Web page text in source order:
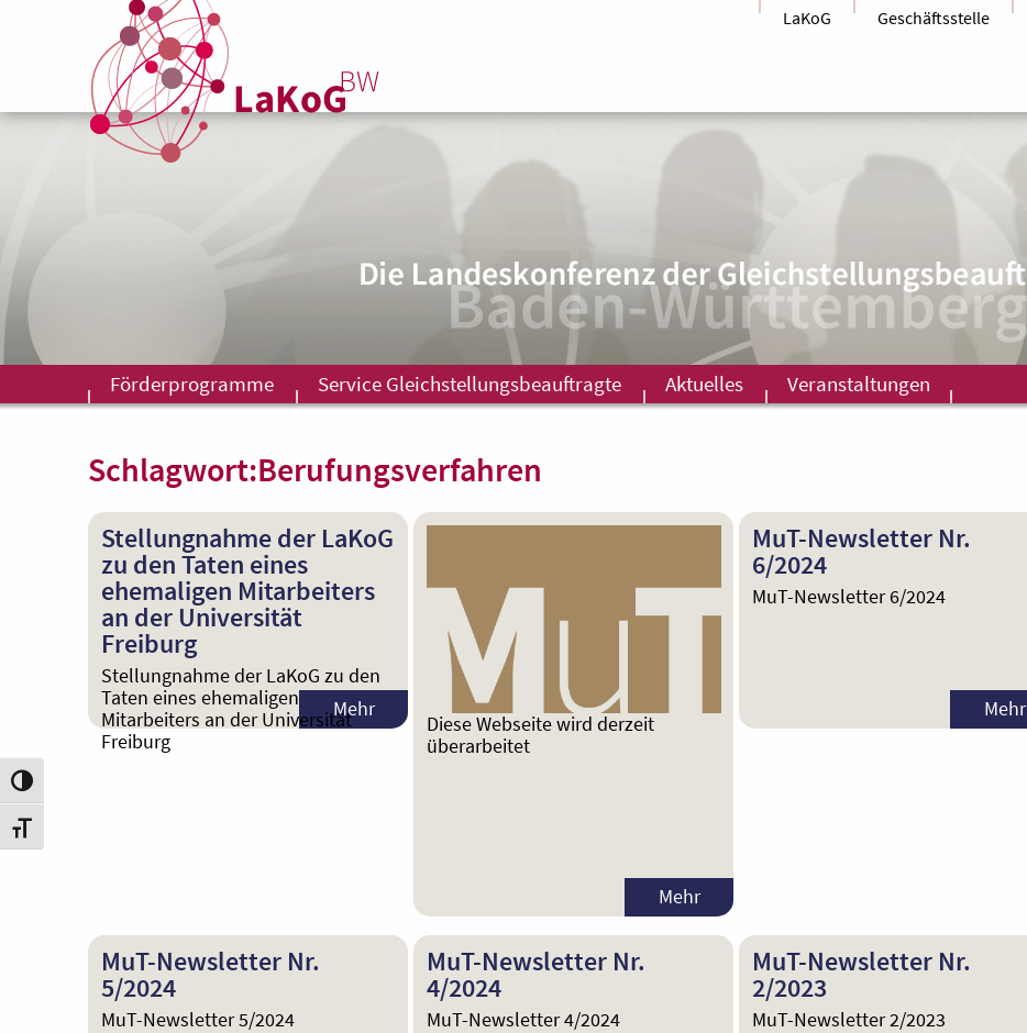
Umschalten auf hohe Kontraste
Schrift vergrößern
LaKoG Geschäftsstelle
Förderprogramme Service Gleichstellungsbeauftragte Aktuelles Veranstaltungen
Schlagwort:Berufungsverfahren
Stellungnahme der LaKoG
zu den Taten eines
ehemaligen Mitarbeiters
an der Universität
Freiburg
Stellungnahme der LaKoG zu den
Taten eines ehemaligen
Mitarbeiters an der Universität
Freiburg
Mehr
Diese Webseite wird derzeit
überarbeitet
Mehr
MuT-Newsletter Nr.
6/2024
MuT-Newsletter 6/2024
Mehr
MuT-Newsletter Nr.
5/2024
MuT-Newsletter 5/2024
MuT-Newsletter Nr.
4/2024
MuT-Newsletter 4/2024
MuT-Newsletter Nr.
2/2023
MuT-Newsletter 2/2023